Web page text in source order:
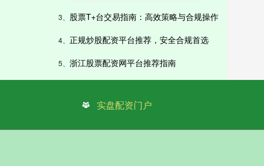
3、 股票T+台交易指南：高效策略与合规操作
4、 正规炒股配资平台推荐，安全合规首选
5、 浙江股票配资网平台推荐指南
实盘配资门户